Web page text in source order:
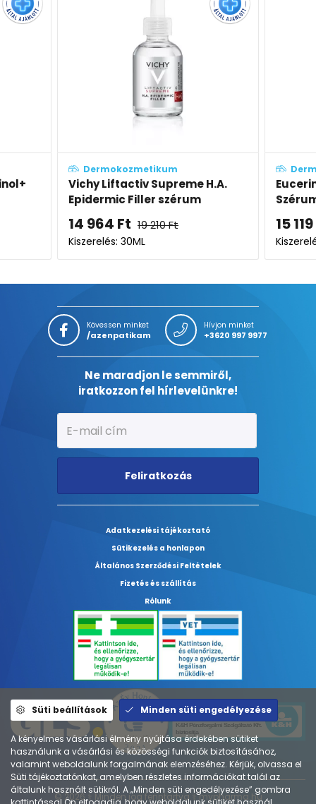
Supreme H.A.
Filler szérum
Dermokozmetikum
Eucerin Anti-Pigment Dual
Szérum
15 119
Kövessen minket
/azenpatikam
Hívjon minket
+3620 997 9977
Ne maradjon le semmiről,
iratkozzon fel hírlevelünkre!
Feliratkozás
Adatkezelési tájékoztató
Sütikezelés a honlapon
Általános Szerződési Feltételek
Fizetés és szállítás
Rólunk
© 2026 ⚕︎ Minden jog fenntartva ⚕︎ mypharma.hu
Süti beállítások Minden süti engedélyezése
A kényelmes vásárlási élmény nyújtása érdekében sütiket
használunk a vásárlási és közösségi funkciók biztosításához,
valamint weboldalunk forgalmának elemzéséhez. Kérjük, olvassa el
Süti tájékoztatónkat, amelyben részletes információkat talál az
általunk használt sütikről. A „Minden süti engedélyezése” gombra